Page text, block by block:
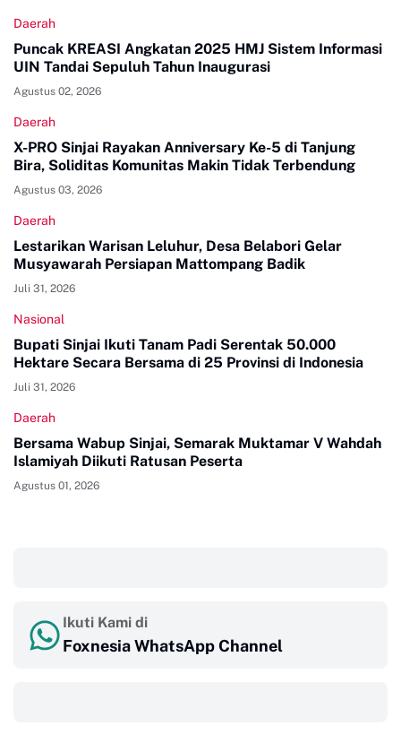
Daerah
Puncak KREASI Angkatan 2025 HMJ Sistem Informasi
UIN Tandai Sepuluh Tahun Inaugurasi
Agustus 02, 2026
Daerah
X-PRO Sinjai Rayakan Anniversary Ke-5 di Tanjung
Bira, Soliditas Komunitas Makin Tidak Terbendung
Agustus 03, 2026
Daerah
Lestarikan Warisan Leluhur, Desa Belabori Gelar
Musyawarah Persiapan Mattompang Badik
Juli 31, 2026
Nasional
Bupati Sinjai Ikuti Tanam Padi Serentak 50.000
Hektare Secara Bersama di 25 Provinsi di Indonesia
Juli 31, 2026
Daerah
Bersama Wabup Sinjai, Semarak Muktamar V Wahdah
Islamiyah Diikuti Ratusan Peserta
Agustus 01, 2026
Ikuti Kami di
Foxnesia WhatsApp Channel